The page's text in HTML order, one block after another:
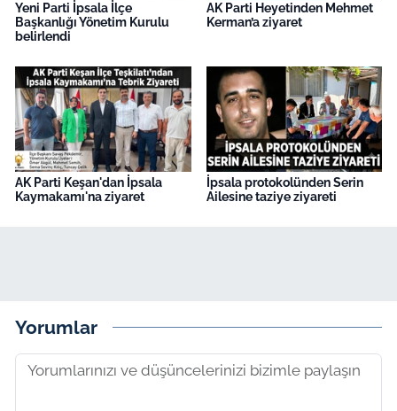
Yeni Parti İpsala İlçe
Başkanlığı Yönetim Kurulu
belirlendi
AK Parti Heyetinden Mehmet
Kerman’a ziyaret
AK Parti Keşan'dan İpsala
Kaymakamı'na ziyaret
İpsala protokolünden Serin
Ailesine taziye ziyareti
Yorumlar